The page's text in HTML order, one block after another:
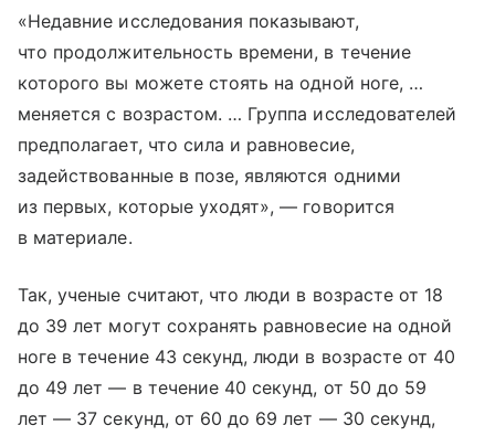
«Недавние исследования показывают,
что продолжительность времени, в течение
которого вы можете стоять на одной ноге, …
меняется с возрастом. … Группа исследователей
предполагает, что сила и равновесие,
задействованные в позе, являются одними
из первых, которые уходят», — говорится
в материале.
Так, ученые считают, что люди в возрасте от 18
до 39 лет могут сохранять равновесие на одной
ноге в течение 43 секунд, люди в возрасте от 40
до 49 лет — в течение 40 секунд, от 50 до 59
лет — 37 секунд, от 60 до 69 лет — 30 секунд,